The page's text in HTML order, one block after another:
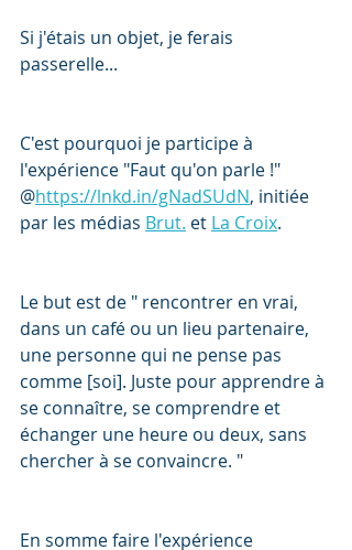
Si j'étais un objet, je ferais
passerelle...
C'est pourquoi je participe à
l'expérience "Faut qu'on parle !"
@https://lnkd.in/gNadSUdN, initiée
par les médias Brut. et La Croix.
Le but est de " rencontrer en vrai,
dans un café ou un lieu partenaire,
une personne qui ne pense pas
comme [soi]. Juste pour apprendre à
se connaître, se comprendre et
échanger une heure ou deux, sans
chercher à se convaincre. "
En somme faire l'expérience